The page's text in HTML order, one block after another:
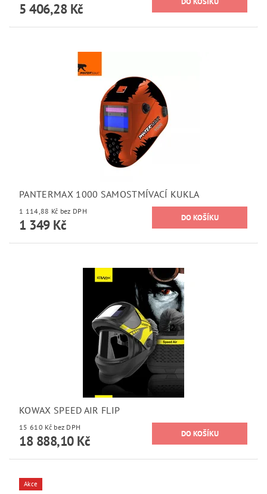
5 406,28 Kč
PANTERMAX 1000 SAMOSTMÍVACÍ KUKLA
1 114,88 Kč bez DPH
1 349 Kč
KOWAX SPEED AIR FLIP
15 610 Kč bez DPH
18 888,10 Kč
Akce